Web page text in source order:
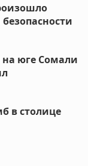
юге Сомали
в столице